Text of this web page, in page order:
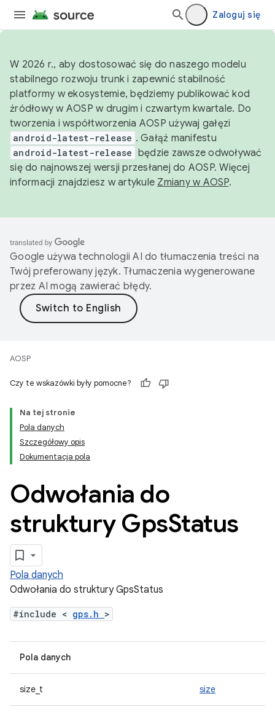
Zaloguj się
W 2026 r., aby dostosować się do naszego modelu
stabilnego rozwoju trunk i zapewnić stabilność
platformy w ekosystemie, będziemy publikować kod
źródłowy w AOSP w drugim i czwartym kwartale. Do
tworzenia i współtworzenia AOSP używaj gałęzi
android-latest-release . Gałąź manifestu
android-latest-release będzie zawsze odwoływać
się do najnowszej wersji przesłanej do AOSP. Więcej
informacji znajdziesz w artykule Zmiany w AOSP.
Google używa technologii AI do tłumaczenia treści na
Twój preferowany język. Tłumaczenia wygenerowane
przez AI mogą zawierać błędy.
AOSP
Czy te wskazówki były pomocne?
Na tej stronie
Pola danych
Szczegółowy opis
Dokumentacja pola
Odwołania do
struktury GpsStatus
Pola danych
Odwołania do struktury GpsStatus
#include < gps.h >
Pola danych
size_t size